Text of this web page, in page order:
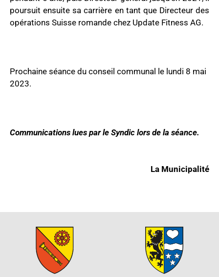
poursuit ensuite sa carrière en tant que Directeur des
opérations Suisse romande chez Update Fitness AG.
Prochaine séance du conseil communal le lundi 8 mai
2023.
Communications lues par le Syndic lors de la séance.
La Municipalité